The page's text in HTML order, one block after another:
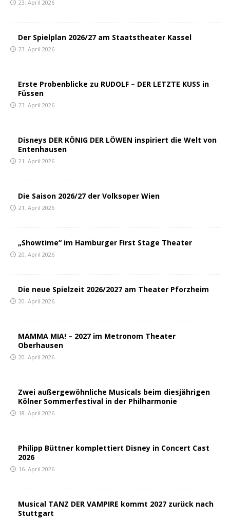
23. April 2026
Der Spielplan 2026/27 am Staatstheater Kassel
23. April 2026
Erste Probenblicke zu RUDOLF – DER LETZTE KUSS in
Füssen
23. April 2026
Disneys DER KÖNIG DER LÖWEN inspiriert die Welt von
Entenhausen
21. April 2026
Die Saison 2026/27 der Volksoper Wien
21. April 2026
„Showtime“ im Hamburger First Stage Theater
20. April 2026
Die neue Spielzeit 2026/2027 am Theater Pforzheim
20. April 2026
MAMMA MIA! – 2027 im Metronom Theater
Oberhausen
20. April 2026
Zwei außergewöhnliche Musicals beim diesjährigen
Kölner Sommerfestival in der Philharmonie
18. April 2026
Philipp Büttner komplettiert Disney in Concert Cast
2026
16. April 2026
Musical TANZ DER VAMPIRE kommt 2027 zurück nach
Stuttgart